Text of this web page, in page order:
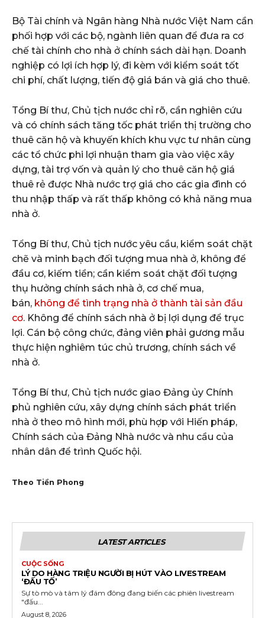
Bộ Tài chính và Ngân hàng Nhà nước Việt Nam cần
phối hợp với các bộ, ngành liên quan để đưa ra cơ
chế tài chính cho nhà ở chính sách dài hạn. Doanh
nghiệp có lợi ích hợp lý, đi kèm với kiểm soát tốt
chi phí, chất lượng, tiến độ giá bán và giá cho thuê.
Tổng Bí thư, Chủ tịch nước chỉ rõ, cần nghiên cứu
và có chính sách tăng tốc phát triển thị trường cho
thuê căn hộ và khuyến khích khu vực tư nhân cùng
các tổ chức phi lợi nhuận tham gia vào việc xây
dựng, tài trợ vốn và quản lý cho thuê căn hộ giá
thuê rẻ được Nhà nước trợ giá cho các gia đình có
thu nhập thấp và rất thấp không có khả năng mua
nhà ở.
Tổng Bí thư, Chủ tịch nước yêu cầu, kiểm soát chặt
chẽ và minh bạch đối tượng mua nhà ở, không để
đầu cơ, kiếm tiền; cần kiểm soát chặt đối tượng
thụ hưởng chính sách nhà ở, cơ chế mua,
bán, không để tình trạng nhà ở thành tài sản đầu
cơ. Không để chính sách nhà ở bị lợi dụng để trục
lợi. Cán bộ công chức, đảng viên phải gương mẫu
thực hiện nghiêm túc chủ trương, chính sách về
nhà ở.
Tổng Bí thư, Chủ tịch nước giao Đảng ủy Chính
phủ nghiên cứu, xây dựng chính sách phát triển
nhà ở theo mô hình mới, phù hợp với Hiến pháp,
Chính sách của Đảng Nhà nước và nhu cầu của
nhân dân để trình Quốc hội.
Theo Tiền Phong
LATEST ARTICLES
CUỘC SỐNG
LÝ DO HÀNG TRIỆU NGƯỜI BỊ HÚT VÀO LIVESTREAM
‘ĐẤU TỐ’
Sự tò mò và tâm lý đám đông đang biến các phiên livestream
"đấu...
August 8, 2026